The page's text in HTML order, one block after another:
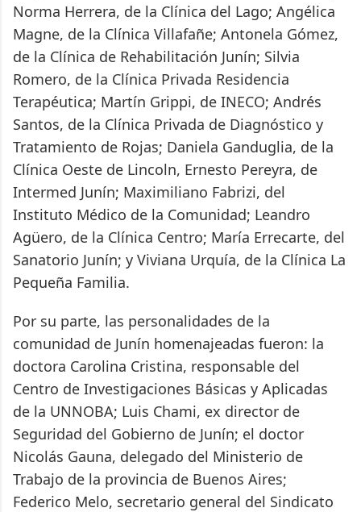
Norma Herrera, de la Clínica del Lago; Angélica
Magne, de la Clínica Villafañe; Antonela Gómez,
de la Clínica de Rehabilitación Junín; Silvia
Romero, de la Clínica Privada Residencia
Terapéutica; Martín Grippi, de INECO; Andrés
Santos, de la Clínica Privada de Diagnóstico y
Tratamiento de Rojas; Daniela Ganduglia, de la
Clínica Oeste de Lincoln, Ernesto Pereyra, de
Intermed Junín; Maximiliano Fabrizi, del
Instituto Médico de la Comunidad; Leandro
Agüero, de la Clínica Centro; María Errecarte, del
Sanatorio Junín; y Viviana Urquía, de la Clínica La
Pequeña Familia.
Por su parte, las personalidades de la
comunidad de Junín homenajeadas fueron: la
doctora Carolina Cristina, responsable del
Centro de Investigaciones Básicas y Aplicadas
de la UNNOBA; Luis Chami, ex director de
Seguridad del Gobierno de Junín; el doctor
Nicolás Gauna, delegado del Ministerio de
Trabajo de la provincia de Buenos Aires;
Federico Melo, secretario general del Sindicato